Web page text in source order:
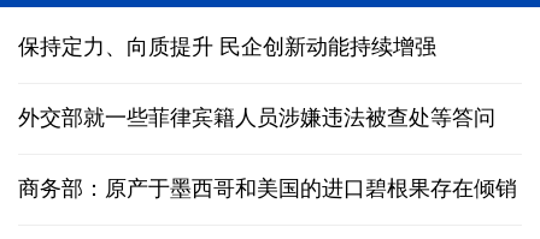
保持定力、向质提升 民企创新动能持续增强
外交部就一些菲律宾籍人员涉嫌违法被查处等答问
商务部：原产于墨西哥和美国的进口碧根果存在倾销